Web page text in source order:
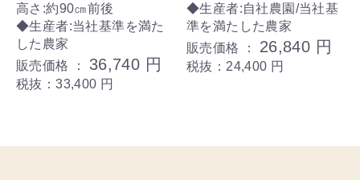
高さ:約90㎝前後
◆生産者:当社基準を満た
した農家
販売価格 ： 36,740 円
税抜：33,400 円
◆生産者:自社農園/当社基
準を満たした農家
販売価格 ： 26,840 円
税抜：24,400 円